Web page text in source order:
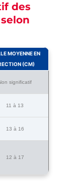
des
MOYENNE EN
(CM)
significatif
11 à 13
13 à 16
12 à 17